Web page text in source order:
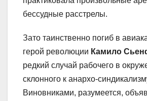
бессудные расстрелы.
Зато таинственно погиб в
герой революции Камило
редкий случай рабочего в
склонного к анархо-
Виновниками, разумеется,